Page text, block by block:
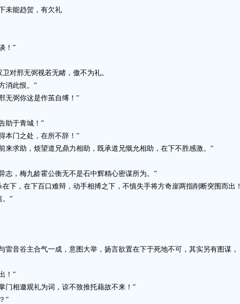
未能趋贺，有欠礼
！”
对邢无弼视若无睹，傲不为礼。
消此恨。”
弼你这是作茧自缚！”
助于青城！”
门之处，在所不辞！”
求助，烦望道兄鼎力相助，既承道兄慨允相助，在下不胜感激。”
，梅九龄霍公衡无不是石中辉精心密谋所为。”
，在下百口难辩，动手相搏之下，不慎失手将方奇崖两指削断突围而出！
”
谷主合气一成，意图大举，扬言欲置在下于死地不可，其实另有图谋，
！”
相邀观礼为词，谅不致推托藉故不来！”
”